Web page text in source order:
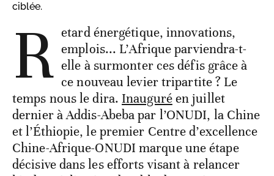
ciblée.
R etard énergétique, innovations,
emplois... L’Afrique parviendra-t-
elle à surmonter ces défis grâce à
ce nouveau levier tripartite ? Le
temps nous le dira. Inauguréen juillet
dernier à Addis-Abeba par l’ONUDI, la Chine
et l’Éthiopie, le premier Centre d’excellence
Chine-Afrique-ONUDI marque une étape
décisive dans les efforts visant à relancer